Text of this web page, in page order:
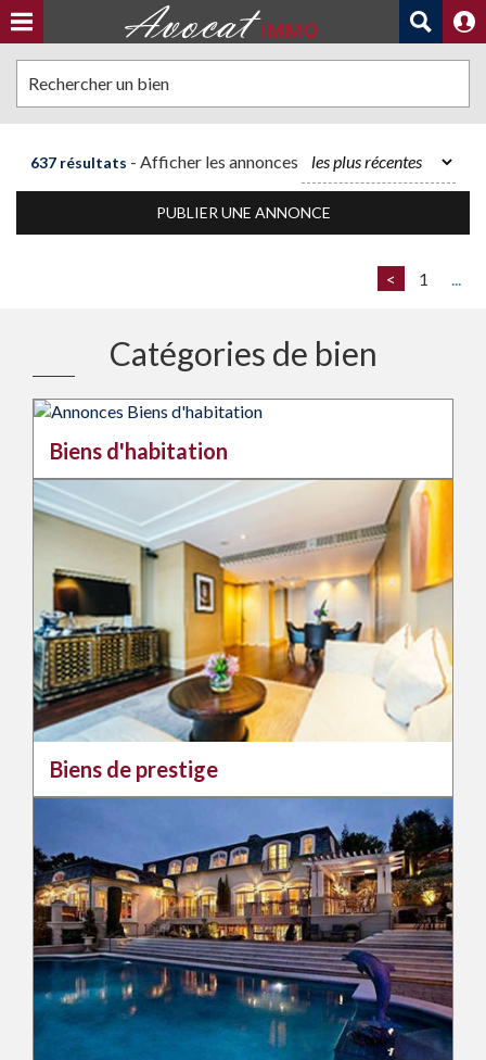
Rechercher un bien
637 résultats - Afficher les annonces
PUBLIER UNE ANNONCE
< 1 ...
Catégories de bien
Biens d'habitation
Biens de prestige